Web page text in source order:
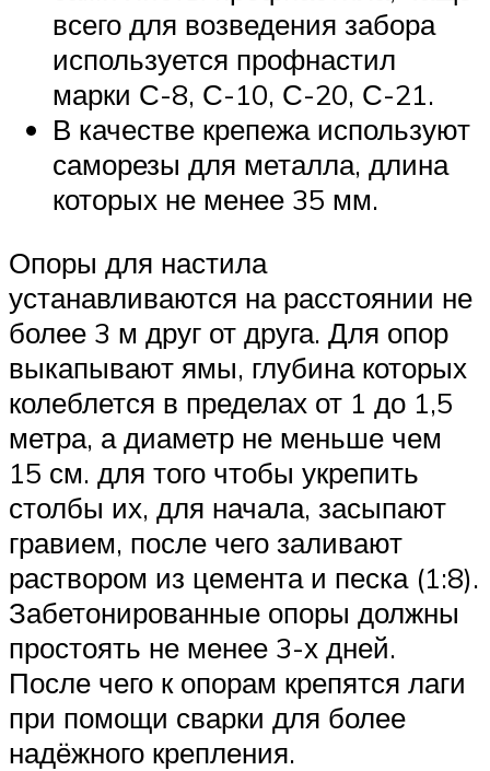
всего для возведения забора
используется профнастил
марки С-8, С-10, С-20, С-21.
В качестве крепежа используют
саморезы для металла, длина
которых не менее 35 мм.
Опоры для настила
устанавливаются на расстоянии не
более 3 м друг от друга. Для опор
выкапывают ямы, глубина которых
колеблется в пределах от 1 до 1,5
метра, а диаметр не меньше чем
15 см. для того чтобы укрепить
столбы их, для начала, засыпают
гравием, после чего заливают
раствором из цемента и песка (1:8).
Забетонированные опоры должны
простоять не менее 3-х дней.
После чего к опорам крепятся лаги
при помощи сварки для более
надёжного крепления.